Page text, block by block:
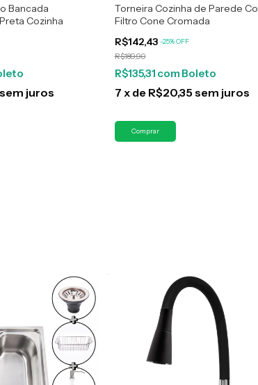
Bancada
Cozinha
sem juros
Torneira Cozinha de Parede
Filtro Cone Cromada
R$142,43 -25%OFF
R$189,90
R$135,31 com Boleto
7 x de R$20,35 sem juros